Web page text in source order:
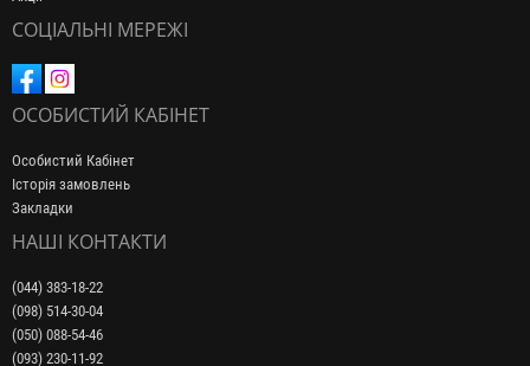
СОЦІАЛЬНІ МЕРЕЖІ
ОСОБИСТИЙ КАБІНЕТ
Особистий Кабінет
Історія замовлень
Закладки
НАШІ КОНТАКТИ
(044) 383-18-22
(098) 514-30-04
(050) 088-54-46
(093) 230-11-92